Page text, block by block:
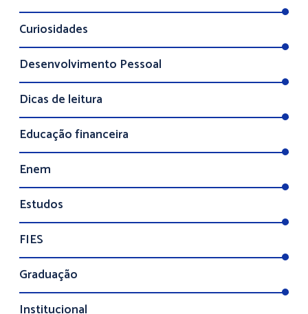
Curiosidades
Desenvolvimento Pessoal
Dicas de leitura
Educação financeira
Enem
Estudos
FIES
Graduação